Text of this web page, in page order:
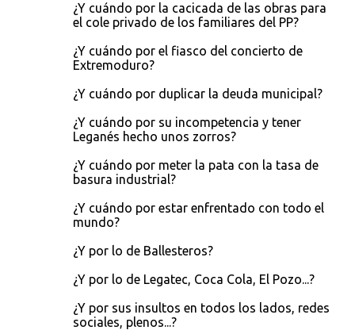
¿Y cuándo por la cacicada de las obras para
el cole privado de los familiares del PP?
¿Y cuándo por el fiasco del concierto de
Extremoduro?
¿Y cuándo por duplicar la deuda municipal?
¿Y cuándo por su incompetencia y tener
Leganés hecho unos zorros?
¿Y cuándo por meter la pata con la tasa de
basura industrial?
¿Y cuándo por estar enfrentado con todo el
mundo?
¿Y por lo de Ballesteros?
¿Y por lo de Legatec, Coca Cola, El Pozo...?
¿Y por sus insultos en todos los lados, redes
sociales, plenos...?